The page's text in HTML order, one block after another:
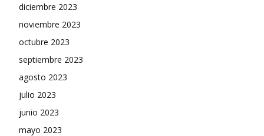
diciembre 2023
noviembre 2023
octubre 2023
septiembre 2023
agosto 2023
julio 2023
junio 2023
mayo 2023